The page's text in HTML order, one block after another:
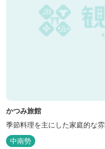
かつみ旅館
季節料理を主にした家庭的な
中南勢